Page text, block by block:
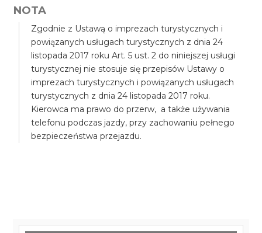
NOTA
Zgodnie z Ustawą o imprezach turystycznych i
powiązanych usługach turystycznych z dnia 24
listopada 2017 roku Art. 5 ust. 2 do niniejszej usługi
turystycznej nie stosuje się przepisów Ustawy o
imprezach turystycznych i powiązanych usługach
turystycznych z dnia 24 listopada 2017 roku.
Kierowca ma prawo do przerw, a także używania
telefonu podczas jazdy, przy zachowaniu pełnego
bezpieczeństwa przejazdu.